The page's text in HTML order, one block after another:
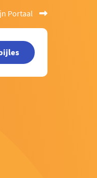
Portaal